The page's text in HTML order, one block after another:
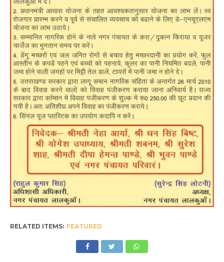
RELATED ITEMS: FEATURED